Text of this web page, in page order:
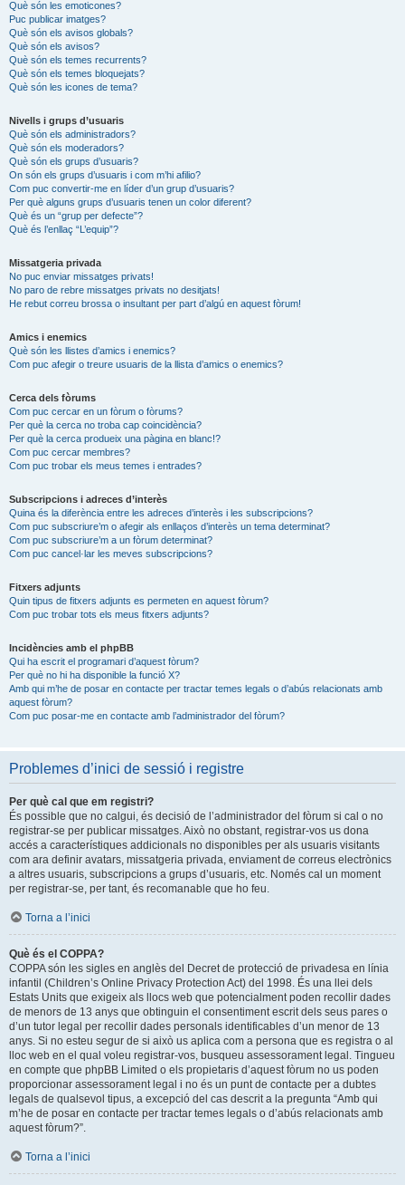
Què són les emoticones?
Puc publicar imatges?
Què són els avisos globals?
Què són els avisos?
Què són els temes recurrents?
Què són els temes bloquejats?
Què són les icones de tema?
Nivells i grups d’usuaris
Què són els administradors?
Què són els moderadors?
Què són els grups d’usuaris?
On són els grups d’usuaris i com m’hi afilio?
Com puc convertir-me en líder d’un grup d’usuaris?
Per què alguns grups d’usuaris tenen un color diferent?
Què és un “grup per defecte”?
Què és l’enllaç “L’equip”?
Missatgeria privada
No puc enviar missatges privats!
No paro de rebre missatges privats no desitjats!
He rebut correu brossa o insultant per part d’algú en aquest fòrum!
Amics i enemics
Què són les llistes d’amics i enemics?
Com puc afegir o treure usuaris de la llista d’amics o enemics?
Cerca dels fòrums
Com puc cercar en un fòrum o fòrums?
Per què la cerca no troba cap coincidència?
Per què la cerca produeix una pàgina en blanc!?
Com puc cercar membres?
Com puc trobar els meus temes i entrades?
Subscripcions i adreces d’interès
Quina és la diferència entre les adreces d’interès i les subscripcions?
Com puc subscriure’m o afegir als enllaços d’interès un tema determinat?
Com puc subscriure’m a un fòrum determinat?
Com puc cancel·lar les meves subscripcions?
Fitxers adjunts
Quin tipus de fitxers adjunts es permeten en aquest fòrum?
Com puc trobar tots els meus fitxers adjunts?
Incidències amb el phpBB
Qui ha escrit el programari d’aquest fòrum?
Per què no hi ha disponible la funció X?
Amb qui m’he de posar en contacte per tractar temes legals o d’abús relacionats amb
aquest fòrum?
Com puc posar-me en contacte amb l’administrador del fòrum?
Problemes d’inici de sessió i registre
Per què cal que em registri?
És possible que no calgui, és decisió de l’administrador del fòrum si cal o no
registrar-se per publicar missatges. Això no obstant, registrar-vos us dona
accés a característiques addicionals no disponibles per als usuaris visitants
com ara definir avatars, missatgeria privada, enviament de correus electrònics
a altres usuaris, subscripcions a grups d’usuaris, etc. Només cal un moment
per registrar-se, per tant, és recomanable que ho feu.
Torna a l’inici
Què és el COPPA?
COPPA són les sigles en anglès del Decret de protecció de privadesa en línia
infantil (Children’s Online Privacy Protection Act) del 1998. És una llei dels
Estats Units que exigeix als llocs web que potencialment poden recollir dades
de menors de 13 anys que obtinguin el consentiment escrit dels seus pares o
d’un tutor legal per recollir dades personals identificables d’un menor de 13
anys. Si no esteu segur de si això us aplica com a persona que es registra o al
lloc web en el qual voleu registrar-vos, busqueu assessorament legal. Tingueu
en compte que phpBB Limited o els propietaris d’aquest fòrum no us poden
proporcionar assessorament legal i no és un punt de contacte per a dubtes
legals de qualsevol tipus, a excepció del cas descrit a la pregunta “Amb qui
m’he de posar en contacte per tractar temes legals o d’abús relacionats amb
aquest fòrum?”.
Torna a l’inici